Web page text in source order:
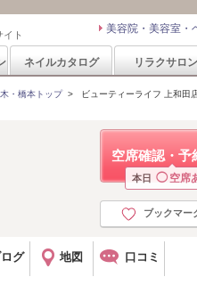
ト 美容院・美容室・
ネイルカタログ リラクサロン
・橋本トップ> ビューティーライフ 上和田
空席確認・予
本日 ◯ 空席
ブックマー
グ 地図 口コミ